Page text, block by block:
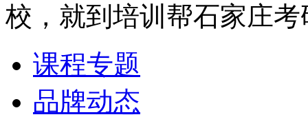
校，就到培训帮石家庄
课程专题
品牌动态